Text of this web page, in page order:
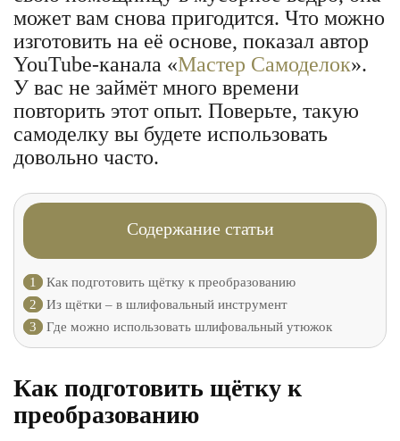
может вам снова пригодится. Что можно
изготовить на её основе, показал автор
YouTube-канала «Мастер Самоделок».
У вас не займёт много времени
повторить этот опыт. Поверьте, такую
самоделку вы будете использовать
довольно часто.
Содержание статьи
1
Как подготовить щётку к преобразованию
2
Из щётки – в шлифовальный инструмент
3
Где можно использовать шлифовальный утюжок
Как подготовить щётку к
преобразованию